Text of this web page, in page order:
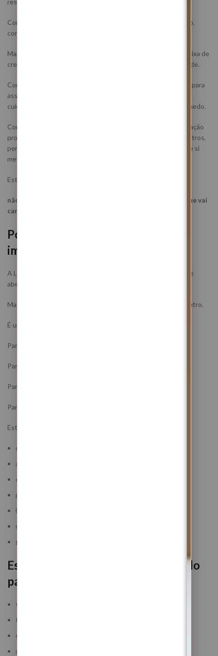
resolvido.
Com
, existe também uma força de expansão,
coragem e recuperação de brilho pessoal.
Mas essa expansão só se torna saudável quando a pessoa deixa de
crescer a partir da ferida e começa a crescer a partir da verdade.
Com
, o céu pede coragem para
assumir uma nova postura perante a vida, mas também pede
cuidado com ilusões, impulsos e decisões feitas apenas por medo.
Com
, existe uma transformação
profunda na forma como a pessoa se posiciona perante os outros,
perante grupos, relações, dependências e versões antigas de si
mesma.
Esta Lua Nova traz uma mensagem muito clara:
não basta abrir caminhos; é preciso proteger a energia que vai
caminhar por eles.
Porque esta Lua Nova é tão
importante espiritualmente?
A Lua Nova representa início, semente, intenção, renovação e
abertura de ciclo.
Mas em Caranguejo, esta abertura acontece primeiro por dentro.
É uma Lua para reconstruir a base emocional.
Para proteger o lar espiritual.
Para limpar pesos antigos.
Para fortalecer a intuição.
Para voltar a sentir segurança na própria vida.
Esta é uma data especialmente favorável para quem deseja:
começar uma nova fase com mais proteção
abrir caminhos no amor, trabalho, dinheiro e vida pessoal
curar feridas emocionais antigas
proteger a casa, a família e a energia pessoal
libertar medos que impedem o avanço
recuperar paz interior
ganhar clareza para decisões importantes
Este Ritual é especialmente indicado
para ti se:
sentes que precisas de um novo começo
tens sentido a tua energia pesada ou vulnerável
queres abrir caminhos, mas sentes bloqueios
andas emocionalmente cansada